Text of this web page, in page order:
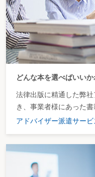
どんな本を選べばいい
法律出版に精通した弊
き、事業者様にあった
アドバイザー派遣サービ